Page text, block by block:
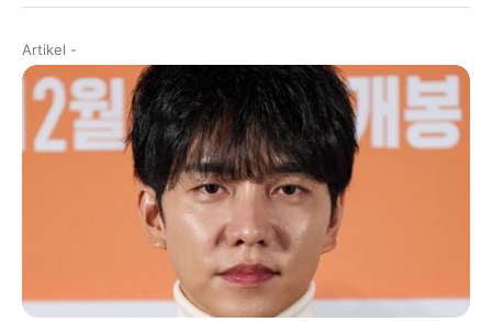
Artikel -